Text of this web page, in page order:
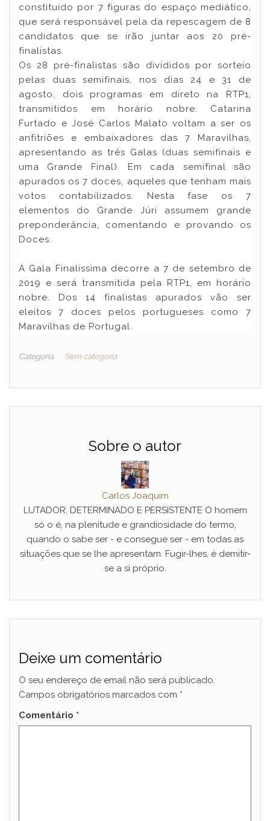
constituído por 7 figuras do espaço mediático,
que será responsável pela da repescagem de 8
candidatos que se irão juntar aos 20 pré-
finalistas.
Os 28 pré-finalistas são divididos por sorteio
pelas duas semifinais, nos dias 24 e 31 de
agosto, dois programas em direto na RTP1,
transmitidos em horário nobre. Catarina
Furtado e José Carlos Malato voltam a ser os
anfitriões e embaixadores das 7 Maravilhas,
apresentando as três Galas (duas semifinais e
uma Grande Final). Em cada semifinal são
apurados os 7 doces, aqueles que tenham mais
votos contabilizados. Nesta fase os 7
elementos do Grande Júri assumem grande
preponderância, comentando e provando os
Doces.
A Gala Finalíssima decorre a 7 de setembro de
2019 e será transmitida pela RTP1, em horário
nobre. Dos 14 finalistas apurados vão ser
eleitos 7 doces pelos portugueses como 7
Maravilhas de Portugal.
Categoria Sem categoria
Sobre o autor
Carlos Joaquim
LUTADOR, DETERMINADO E PERSISTENTE O homem
só o é, na plenitude e grandiosidade do termo,
quando o sabe ser - e consegue ser - em todas as
situações que se lhe apresentam. Fugir-lhes, é demitir-
se a si próprio.
Deixe um comentário
O seu endereço de email não será publicado.
Campos obrigatórios marcados com *
Comentário *